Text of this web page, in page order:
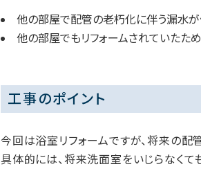
他の部屋で配管の老朽化に伴う漏水
他の部屋でもリフォームされていたため
工事のポイント
今回は浴室リフォームですが、将来の配
具体的には、将来洗面室をいじらなく